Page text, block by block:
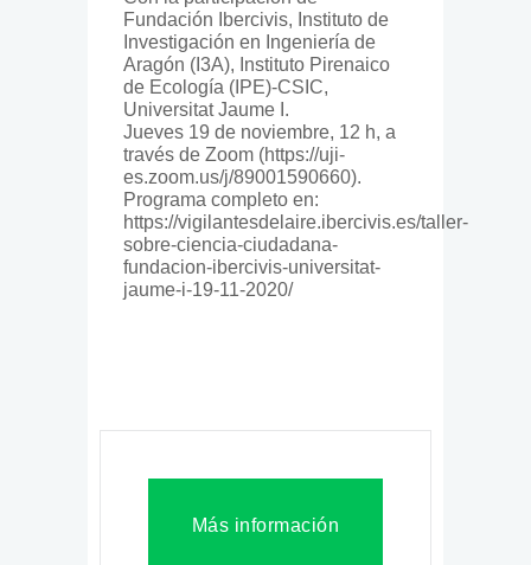
Fundación Ibercivis, Instituto de
Investigación en Ingeniería de
Aragón (I3A), Instituto Pirenaico
de Ecología (IPE)-CSIC,
Universitat Jaume I.
Jueves 19 de noviembre, 12 h, a
través de Zoom (https://uji-
es.zoom.us/j/89001590660).
Programa completo en:
https://vigilantesdelaire.ibercivis.es/taller-
sobre-ciencia-ciudadana-
fundacion-ibercivis-universitat-
jaume-i-19-11-2020/
Más información